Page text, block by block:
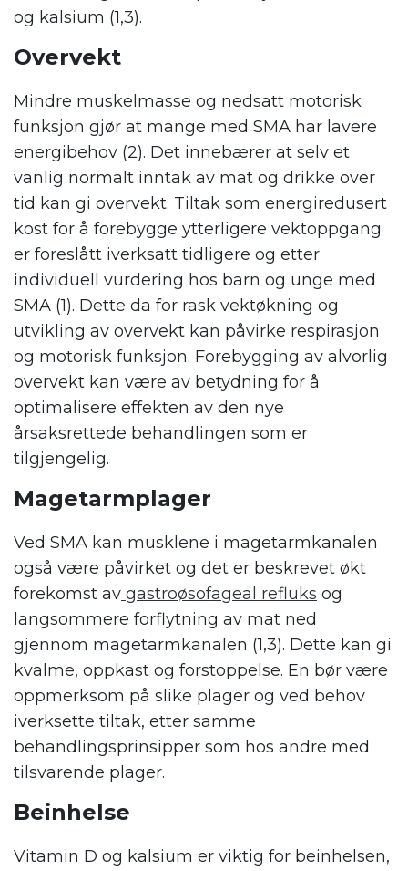
og kalsium (1,3).
Overvekt
Mindre muskelmasse og nedsatt motorisk
funksjon gjør at mange med SMA har lavere
energibehov (2). Det innebærer at selv et
vanlig normalt inntak av mat og drikke over
tid kan gi overvekt. Tiltak som energiredusert
kost for å forebygge ytterligere vektoppgang
er foreslått iverksatt tidligere og etter
individuell vurdering hos barn og unge med
SMA (1). Dette da for rask vektøkning og
utvikling av overvekt kan påvirke respirasjon
og motorisk funksjon. Forebygging av alvorlig
overvekt kan være av betydning for å
optimalisere effekten av den nye
årsaksrettede behandlingen som er
tilgjengelig.
Magetarmplager
Ved SMA kan musklene i magetarmkanalen
også være påvirket og det er beskrevet økt
forekomst av gastroøsofageal refluks og
langsommere forflytning av mat ned
gjennom magetarmkanalen (1,3). Dette kan gi
kvalme, oppkast og forstoppelse. En bør være
oppmerksom på slike plager og ved behov
iverksette tiltak, etter samme
behandlingsprinsipper som hos andre med
tilsvarende plager.
Beinhelse
Vitamin D og kalsium er viktig for beinhelsen,